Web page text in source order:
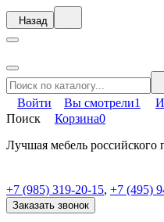
Назад
Войти Вы смотрели1
Поиск
Корзина0
Лучшая мебель российского
+7 (985) 319-20-15, +7 (495)
Заказать звонок